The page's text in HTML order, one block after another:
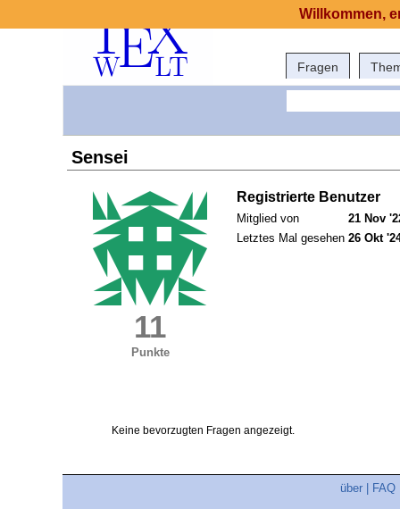
Fragen
Sensei
11
Punkte
Registrierte Benutzer
Mitglied von
21 Nov
Letztes Mal gesehen 26 Okt
Keine bevorzugten Fragen angezeigt.
über FAQ
Willkommen,